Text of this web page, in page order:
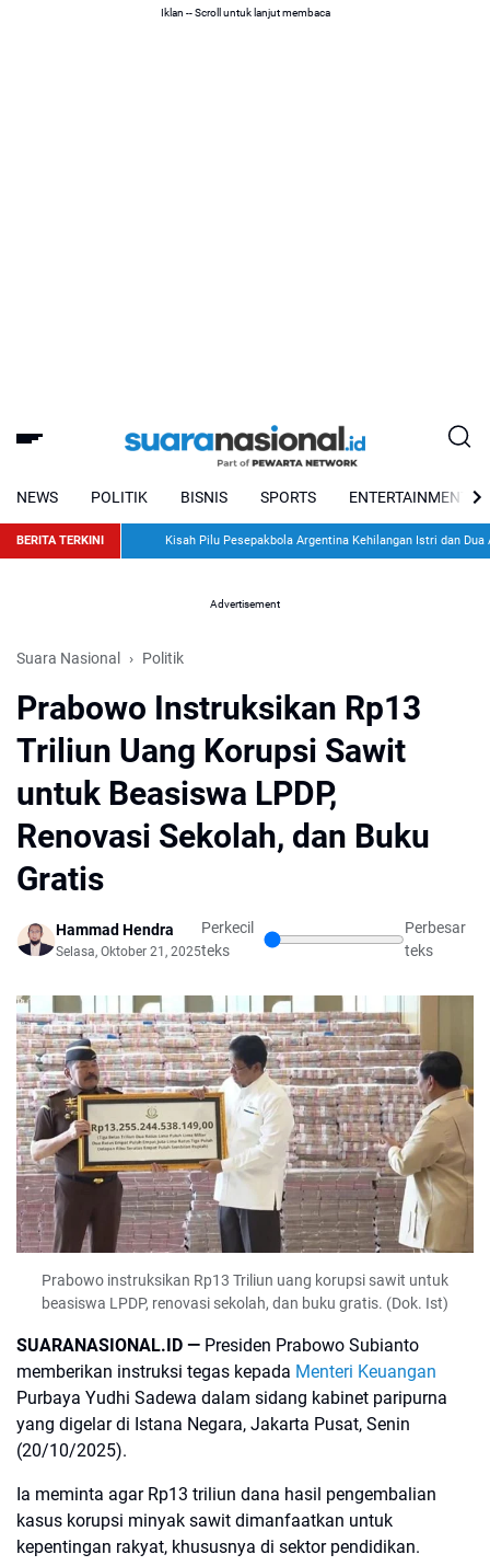
Iklan -- Scroll untuk lanjut membaca
NEWS POLITIK BISNIS SPORTS ENTERTAINMENT
BERITA TERKINI Kisah Pilu Pesepakbola Argentina Kehilangan Istri dan Dua
Advertisement
Suara Nasional Politik
Prabowo Instruksikan Rp13
Triliun Uang Korupsi Sawit
untuk Beasiswa LPDP,
Renovasi Sekolah, dan Buku
Gratis
Hammad Hendra
Selasa, Oktober 21, 2025
Perkecil
teks
Perbesar
teks
Prabowo instruksikan Rp13 Triliun uang korupsi sawit untuk
beasiswa LPDP, renovasi sekolah, dan buku gratis. (Dok. Ist)
SUARANASIONAL.ID — Presiden Prabowo Subianto
memberikan instruksi tegas kepada Menteri Keuangan
Purbaya Yudhi Sadewa dalam sidang kabinet paripurna
yang digelar di Istana Negara, Jakarta Pusat, Senin
(20/10/2025).
Ia meminta agar Rp13 triliun dana hasil pengembalian
kasus korupsi minyak sawit dimanfaatkan untuk
kepentingan rakyat, khususnya di sektor pendidikan.